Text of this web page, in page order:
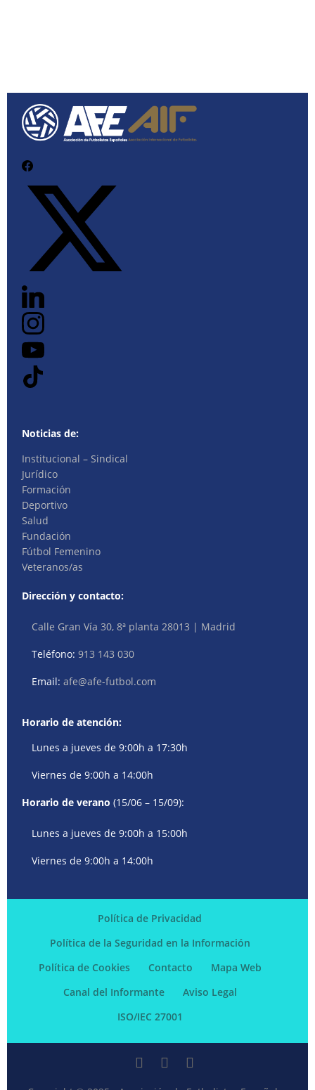
Noticias de:
Institucional – Sindical
Jurídico
Formación
Deportivo
Salud
Fundación
Fútbol Femenino
Veteranos/as
Dirección y contacto:
Calle Gran Vía 30, 8ª planta 28013 | Madrid
Teléfono:913 143 030
Email:afe@afe-futbol.com
Horario de atención:
Lunes a jueves de 9:00h a 17:30h
Viernes de 9:00h a 14:00h
Horario de verano (15/06 – 15/09):
Lunes a jueves de 9:00h a 15:00h
Viernes de 9:00h a 14:00h
Política de Privacidad
Política de la Seguridad en la Información
Política de Cookies
Contacto
Mapa Web
Canal del Informante
Aviso Legal
ISO/IEC 27001